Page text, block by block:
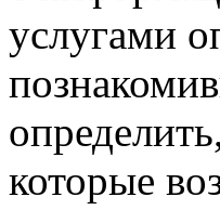
услугами
которые